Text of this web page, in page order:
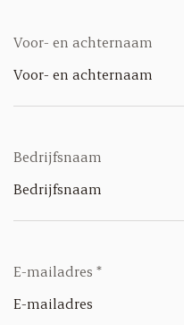
Voor- en achternaam
Bedrijfsnaam
E-mailadres